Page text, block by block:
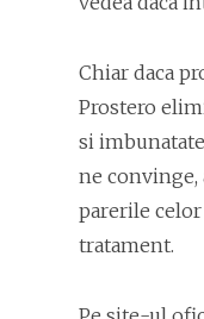
Chiar daca
Prostero
si
ne convinge,
parerile celor
tratament.